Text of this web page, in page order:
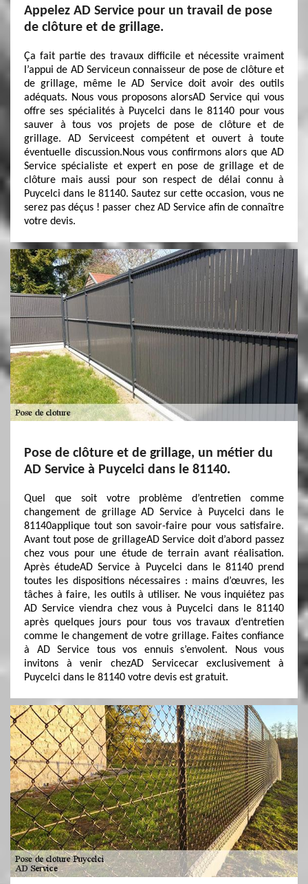
Appelez AD Service pour un travail de pose
de clôture et de grillage.
Ça fait partie des travaux difficile et nécessite vraiment
l’appui de AD Serviceun connaisseur de pose de clôture et
de grillage, même le AD Service doit avoir des outils
adéquats. Nous vous proposons alorsAD Service qui vous
offre ses spécialités à Puycelci dans le 81140 pour vous
sauver à tous vos projets de pose de clôture et de
grillage. AD Serviceest compétent et ouvert à toute
éventuelle discussion.Nous vous confirmons alors que AD
Service spécialiste et expert en pose de grillage et de
clôture mais aussi pour son respect de délai connu à
Puycelci dans le 81140. Sautez sur cette occasion, vous ne
serez pas déçus ! passer chez AD Service afin de connaître
votre devis.
Pose de clôture et de grillage, un métier du
AD Service à Puycelci dans le 81140.
Quel que soit votre problème d’entretien comme
changement de grillage AD Service à Puycelci dans le
81140applique tout son savoir-faire pour vous satisfaire.
Avant tout pose de grillageAD Service doit d’abord passez
chez vous pour une étude de terrain avant réalisation.
Après étudeAD Service à Puycelci dans le 81140 prend
toutes les dispositions nécessaires : mains d’œuvres, les
tâches à faire, les outils à utiliser. Ne vous inquiétez pas
AD Service viendra chez vous à Puycelci dans le 81140
après quelques jours pour tous vos travaux d’entretien
comme le changement de votre grillage. Faites confiance
à AD Service tous vos ennuis s’envolent. Nous vous
invitons à venir chezAD Servicecar exclusivement à
Puycelci dans le 81140 votre devis est gratuit.